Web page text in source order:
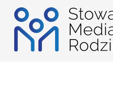
Przejdź
treści